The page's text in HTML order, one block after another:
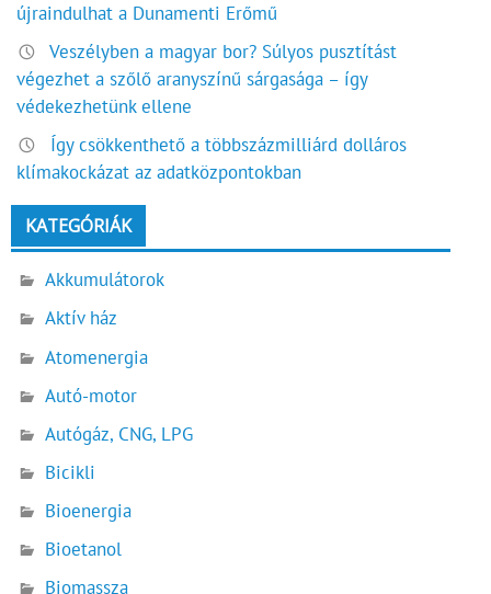
újraindulhat a Dunamenti Erőmű
Veszélyben a magyar bor? Súlyos pusztítást
végezhet a szőlő aranyszínű sárgasága – így
védekezhetünk ellene
Így csökkenthető a többszázmilliárd dolláros
klímakockázat az adatközpontokban
KATEGÓRIÁK
Akkumulátorok
Aktív ház
Atomenergia
Autó-motor
Autógáz, CNG, LPG
Bicikli
Bioenergia
Bioetanol
Biomassza